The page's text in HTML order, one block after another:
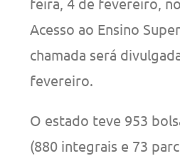
Acesso ao Ensino
chamada será
fevereiro.
O estado teve 953
(880 integrais e 73